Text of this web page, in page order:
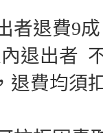
者退費9
退出者
退費均須